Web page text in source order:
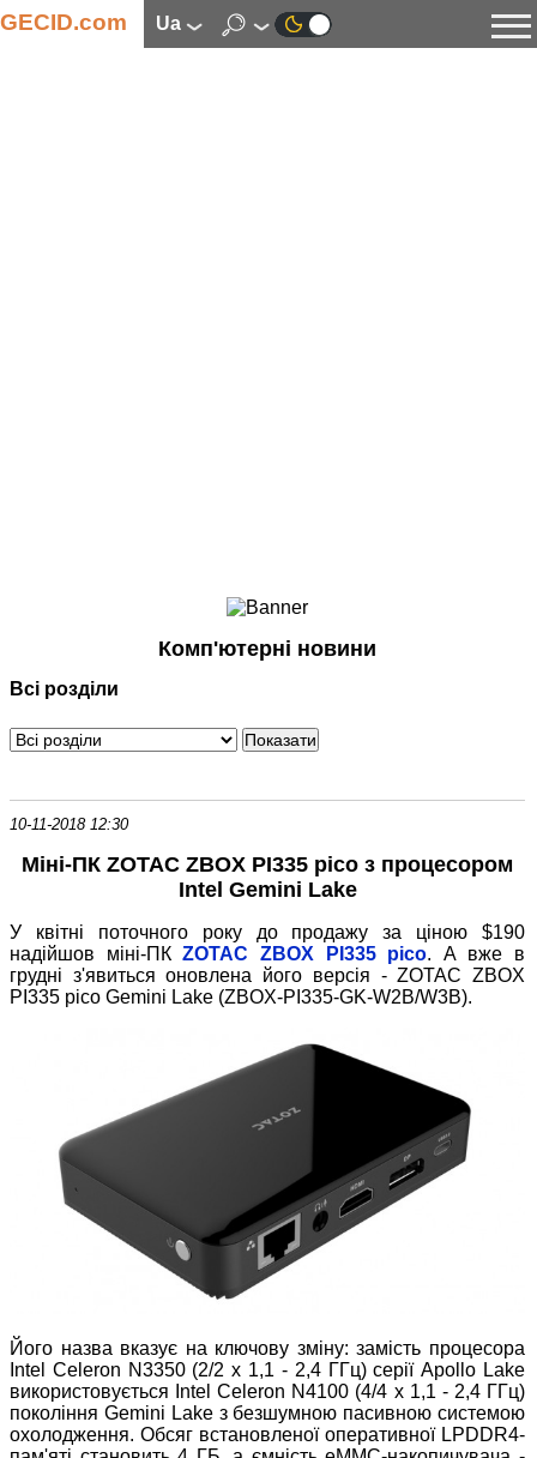
GECID.com ua
Смартфони
Периферія
Програмне забезпечення
Комп'ютерні новини
Всі розділи
10-11-2018 12:30
Міні-ПК ZOTAC ZBOX PI335 pico з процесором
Intel Gemini Lake
У квітні поточного року до продажу за ціною $190
надійшов міні-ПКZOTAC ZBOX PI335 pico. А вже в
грудні з'явиться оновлена ​​його версія - ZOTAC ZBOX
PI335 pico Gemini Lake (ZBOX-PI335-GK-W2B/W3B).
Його назва вказує на ключову зміну: замість процесора
Intel Celeron N3350 (2/2 x 1,1 - 2,4 ГГц) серії Apollo Lake
використовується Intel Celeron N4100 (4/4 x 1,1 - 2,4 ГГц)
покоління Gemini Lake з безшумною пасивною системою
охолодження. Обсяг встановленої оперативної LPDDR4-